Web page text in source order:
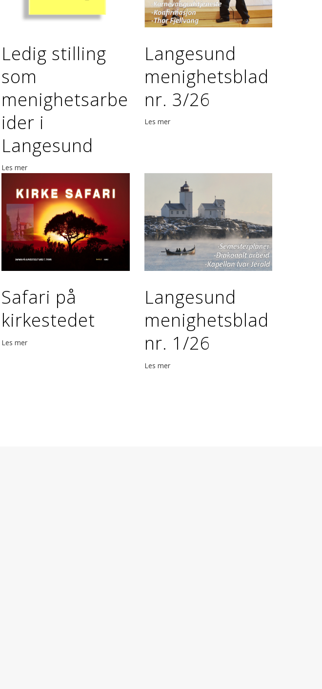
Ledig stilling
som
menighetsarbe
ider i
Langesund
Les mer
Langesund
menighetsblad
nr. 3/26
Les mer
Safari på
kirkestedet
Les mer
Langesund
menighetsblad
nr. 1/26
Les mer